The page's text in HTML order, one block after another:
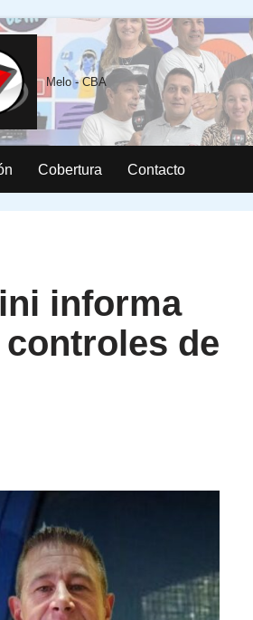
Melo - CBA
Cobertura Contacto
informa
de